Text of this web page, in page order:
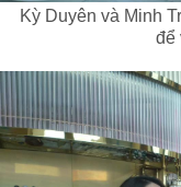
Kỳ Duyên và Minh
để